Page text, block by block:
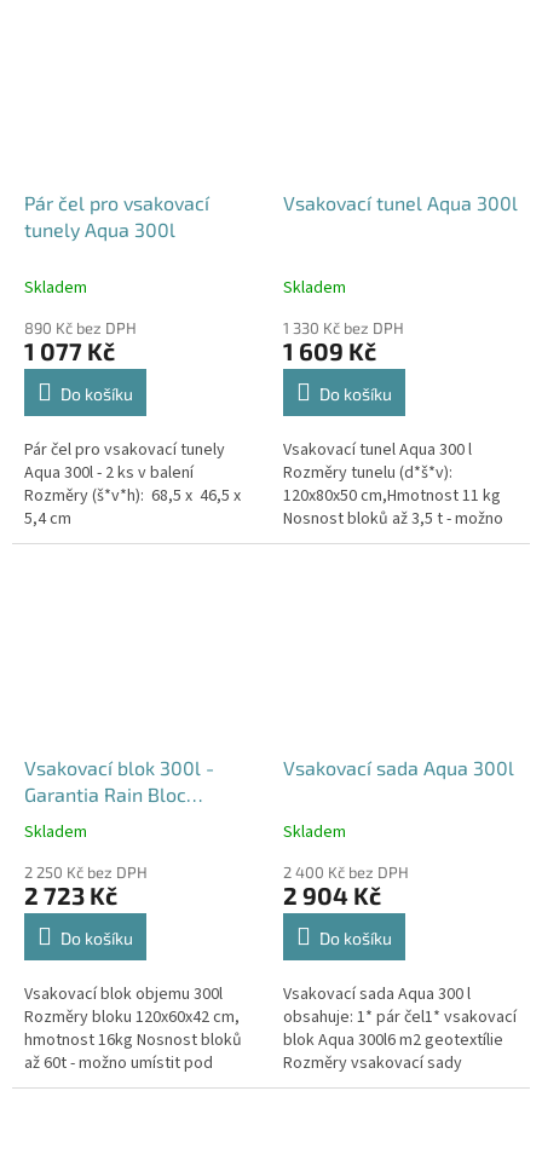
Pár čel pro vsakovací
tunely Aqua 300l
Skladem
890 Kč bez DPH
1 077 Kč
Do košíku
Pár čel pro vsakovací tunely
Aqua 300l - 2 ks v balení
Rozměry (š*v*h): 68,5 x 46,5 x
5,4 cm
Vsakovací tunel Aqua 300l
Skladem
1 330 Kč bez DPH
1 609 Kč
Do košíku
Vsakovací tunel Aqua 300 l
Rozměry tunelu (d*š*v):
120x80x50 cm,Hmotnost 11 kg
Nosnost bloků až 3,5 t - možno
umístit pod parkovací stání do
Vsakovací blok 300l -
Garantia Rain Bloc
Compact
Průměrné
produktu
je
4,5
hvězdiček.
Skladem
2 250 Kč bez DPH
2 723 Kč
Do košíku
Vsakovací blok objemu 300l
Rozměry bloku 120x60x42 cm,
hmotnost 16kg Nosnost bloků
až 60t - možno umístit pod
parkovací stání, komunikace,
Vsakovací sada Aqua 300l
Průměrné
produktu
je
5,0
hvězdiček.
Skladem
2 400 Kč bez DPH
2 904 Kč
Do košíku
Vsakovací sada Aqua 300 l
obsahuje: 1* pár čel1* vsakovací
blok Aqua 300l6 m2 geotextílie
Rozměry vsakovací sady
120x80x52 cm Nosnost bloků až